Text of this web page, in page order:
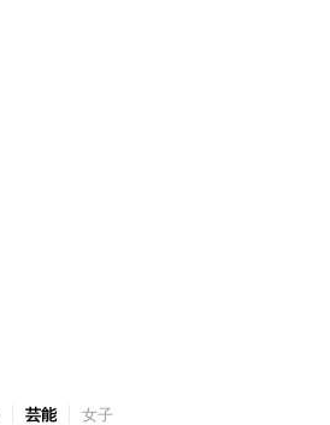
芸能 女子